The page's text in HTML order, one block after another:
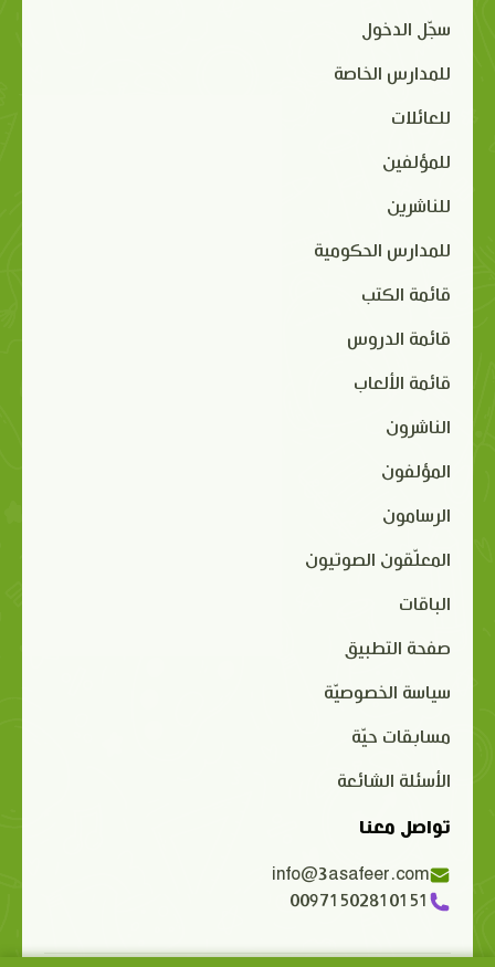
سجّل الدخول
للمدارس الخاصة
للعائلات
للمؤلفين
للناشرين
للمدارس الحكومية
قائمة الكتب
قائمة الدروس
قائمة الألعاب
الناشرون
المؤلفون
الرسامون
المعلّقون الصوتيون
الباقات
صفحة التطبيق
سياسة الخصوصيّة
مسابقات حيّة
الأسئلة الشائعة
تواصل معنا
info@3asafeer.com
00971502810151